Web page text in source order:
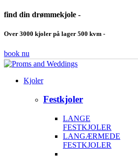
find din drømmekjole -
Over 3000 kjoler på lager 500 kvm -
book nu
Kjoler
Festkjoler
LANGE
FESTKJOLER
LANGÆRMEDE
FESTKJOLER